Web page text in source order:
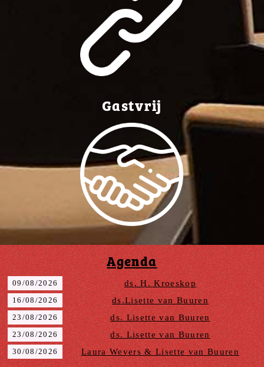
Gastvrij
Agenda
09/08/2026 ds. H. Kroeskop
16/08/2026 ds.Lisette van Buuren
23/08/2026 ds. Lisette van Buuren
23/08/2026 ds. Lisette van Buuren
30/08/2026 Laura Wevers & Lisette van Buuren